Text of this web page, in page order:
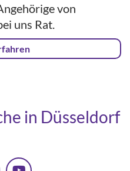
von
uns Rat.
in Düsseldorf